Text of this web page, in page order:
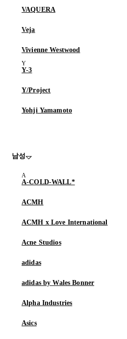
VAQUERA
Veja
Vivienne Westwood
Y-3
Y/Project
Yohji Yamamoto
남성
A-COLD-WALL*
ACMH
ACMH x Love International
Acne Studios
adidas
adidas by Wales Bonner
Alpha Industries
Asics